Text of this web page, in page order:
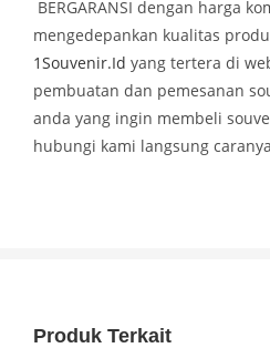
BERGARANSI dengan harga
mengedepankan kualitas
1Souvenir.Id yang tertera di
pembuatan dan pemesanan
anda yang ingin membeli
hubungi kami langsung
Produk Terkait